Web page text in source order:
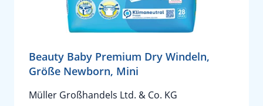
Beauty Baby Premium Dry Windeln,
Größe Newborn, Mini
Müller Großhandels Ltd. & Co. KG